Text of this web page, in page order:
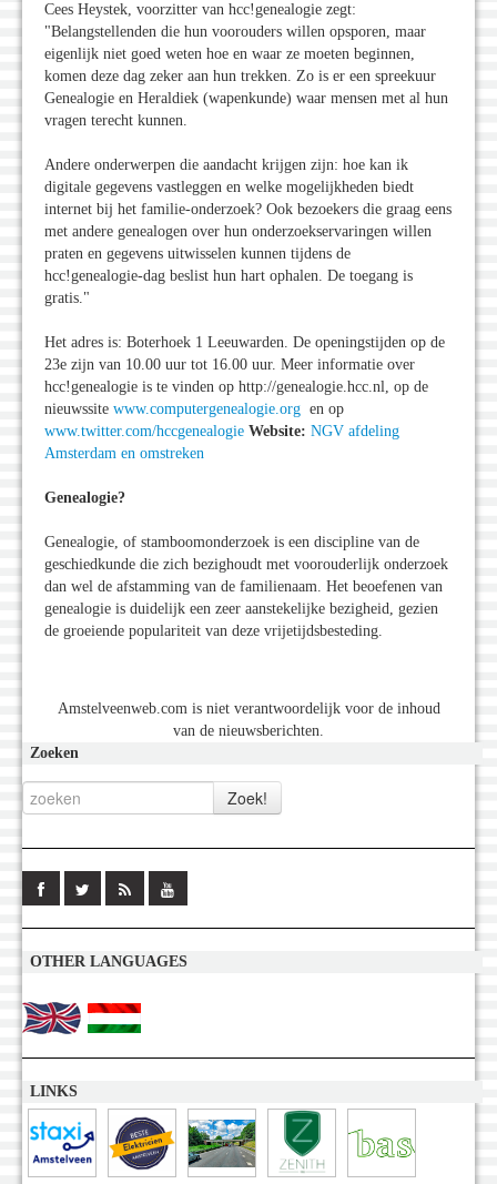
Cees Heystek, voorzitter van hcc!genealogie zegt:
"Belangstellenden die hun voorouders willen opsporen, maar
eigenlijk niet goed weten hoe en waar ze moeten beginnen,
komen deze dag zeker aan hun trekken. Zo is er een spreekuur
Genealogie en Heraldiek (wapenkunde) waar mensen met al hun
vragen terecht kunnen.
Andere onderwerpen die aandacht krijgen zijn: hoe kan ik
digitale gegevens vastleggen en welke mogelijkheden biedt
internet bij het familie-onderzoek? Ook bezoekers die graag eens
met andere genealogen over hun onderzoekservaringen willen
praten en gegevens uitwisselen kunnen tijdens de
hcc!genealogie-dag beslist hun hart ophalen. De toegang is
gratis."
Het adres is: Boterhoek 1 Leeuwarden. De openingstijden op de
23e zijn van 10.00 uur tot 16.00 uur. Meer informatie over
hcc!genealogie is te vinden op http://genealogie.hcc.nl, op de
nieuwssite www.computergenealogie.org en op
www.twitter.com/hccgenealogie Website: NGV afdeling
Amsterdam en omstreken
Genealogie?
Genealogie, of stamboomonderzoek is een discipline van de
geschiedkunde die zich bezighoudt met voorouderlijk onderzoek
dan wel de afstamming van de familienaam. Het beoefenen van
genealogie is duidelijk een zeer aanstekelijke bezigheid, gezien
de groeiende populariteit van deze vrijetijdsbesteding.
Amstelveenweb.com is niet verantwoordelijk voor de inhoud
van de nieuwsberichten.
Zoeken
OTHER LANGUAGES
LINKS